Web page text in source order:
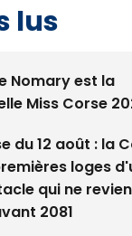
Miss Corse
du 12 août : la
loges